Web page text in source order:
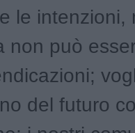
le intenzioni,
non può
del futuro